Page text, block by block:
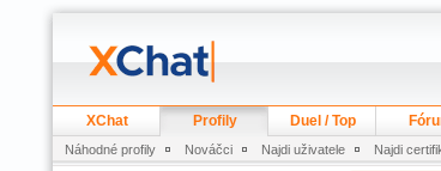
XChat Profily Duel / Top
Náhodné profily Nováčci Najdi uživatele Najdi